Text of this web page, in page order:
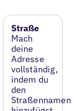
Straße
Mach
deine
Adresse
vollständig,
indem du
den
Straßennamen